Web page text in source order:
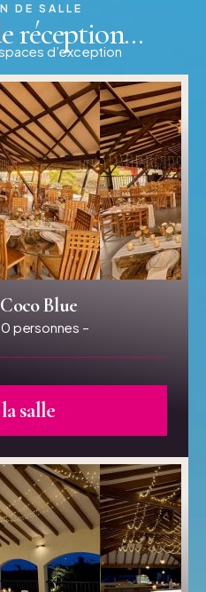
DE SALLE
réception...
d’exception
Blue
personnes –
salle